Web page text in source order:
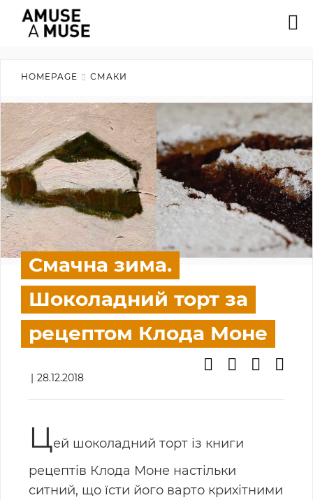
HOMEPAGE СМАКИ
Смачна зима.
Шоколадний торт за
рецептом Клода Моне
28.12.2018
Цей шоколадний торт із книги
рецептів Клода Моне настільки
ситний, що їсти його варто крихітними